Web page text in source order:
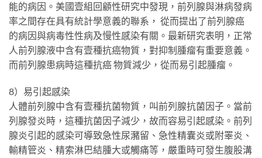
能的病因。美國壹組回顧性研究中發現，前列腺與淋病發病
率之間存在具有統計學意義的聯系， 從而提出了前列腺癌
的病因與病毒性性病及慢性感染有關。最新研究表明，正常
人前列腺液中含有壹種抗癌物質，對抑制腫瘤有重要意義。
而前列腺患病時這種抗癌 物質減少，從而易引起腫瘤。
8）易引起感染
人體前列腺中含有壹種抗菌物質，叫前列腺抗菌因子。當前
列腺發炎時，這種抗菌因子減少，故而容易引起感染。前列
腺炎引起的感染可導致急性尿瀦留、急性精囊炎或附睪炎、
輸精管炎、精索淋巴結腫大或觸痛等，嚴重時可發生腹股溝